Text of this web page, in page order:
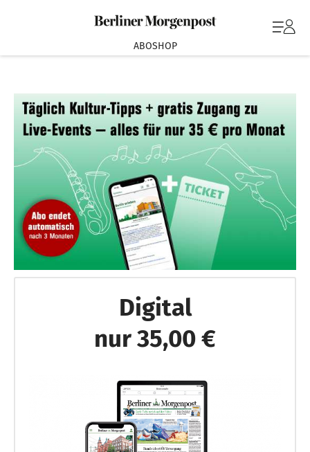
ABOSHOP
Digital
nur 35,00 €